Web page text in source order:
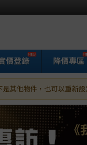
價登錄 降價專區
是其他物件，也可以重新設